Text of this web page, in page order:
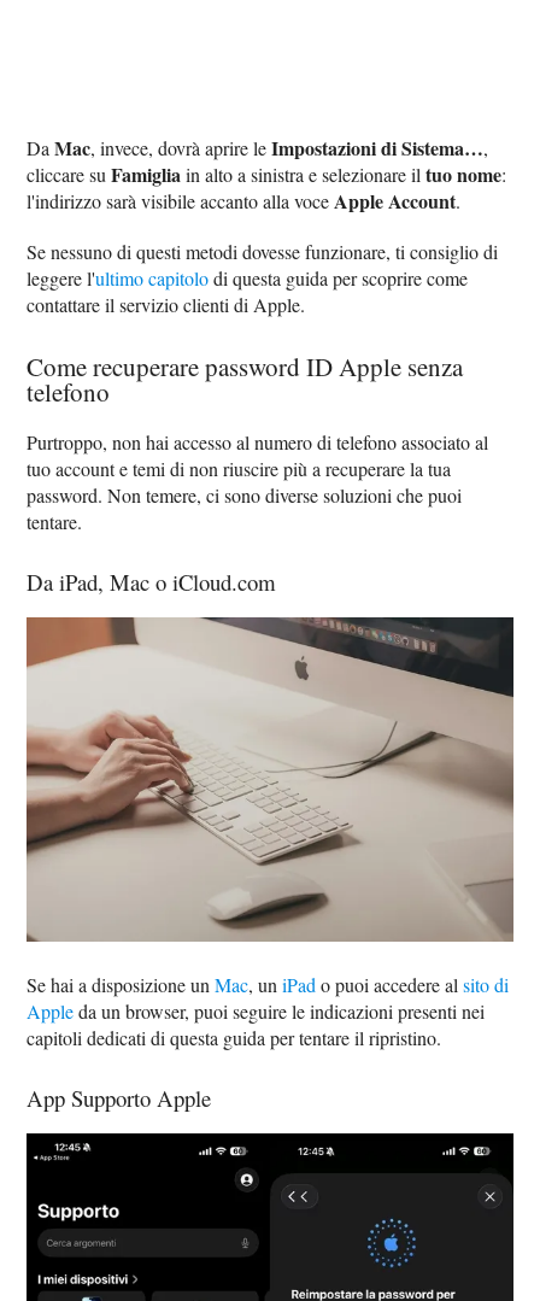
DaMac, invece, dovrà aprire leImpostazioni di Sistema…,
cliccare suFamiglia in alto a sinistra e selezionare iltuo nome:
l'indirizzo sarà visibile accanto alla voce Apple Account.
Se nessuno di questi metodi dovesse funzionare, ti consiglio di
leggere l'ultimo capitolodi questa guida per scoprire come
contattare il servizio clienti di Apple.
Come recuperare password ID Apple senza
telefono
Purtroppo, non hai accesso al numero di telefono associato al
tuo account e temi di non riuscire più a recuperare la tua
password. Non temere, ci sono diverse soluzioni che puoi
tentare.
Da iPad, Mac o iCloud.com
Se hai a disposizione unMac, uniPad o puoi accedere alsito di
Appleda un browser, puoi seguire le indicazioni presenti nei
capitoli dedicati di questa guida per tentare il ripristino.
App Supporto Apple